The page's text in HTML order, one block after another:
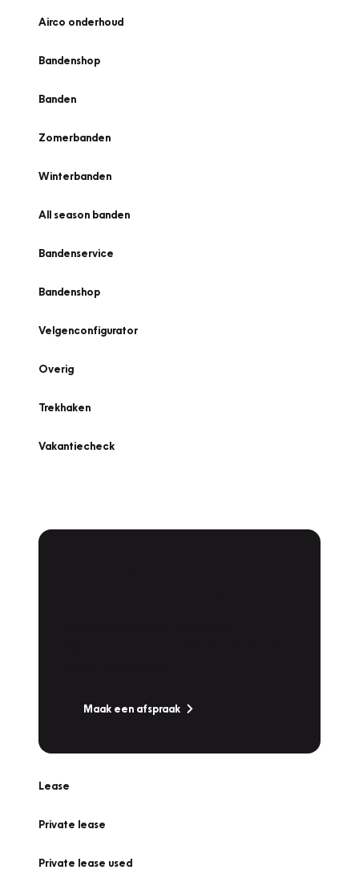
Airco onderhoud
Bandenshop
Banden
Zomerbanden
Winterbanden
All season banden
Bandenservice
Bandenshop
Velgenconfigurator
Overig
Trekhaken
Vakantiecheck
Maak een afspraak
Lease
Private lease
Private lease used